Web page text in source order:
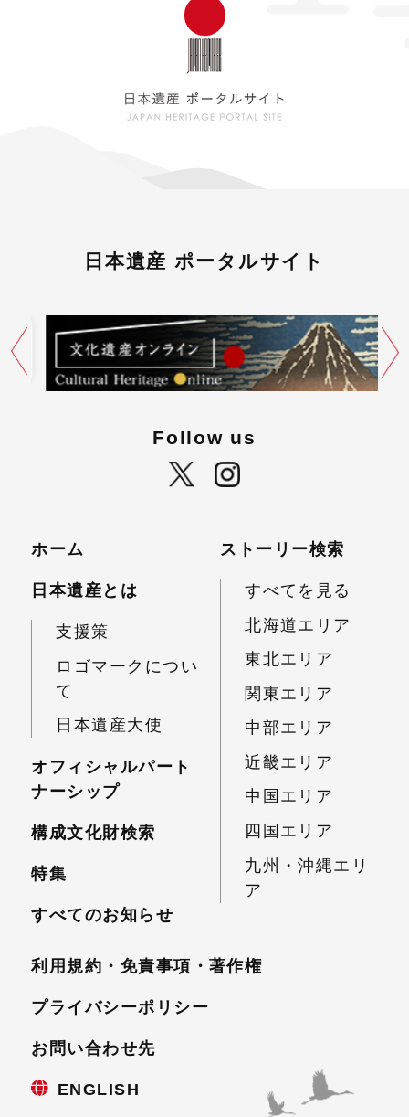
日本遺産 ポータルサイト
Follow us
ホーム
日本遺産とは
支援策
ロゴマークについ
て
日本遺産大使
オフィシャルパート
ナーシップ
構成文化財検索
特集
すべてのお知らせ
ストーリー検索
すべてを見る
北海道エリア
東北エリア
関東エリア
中部エリア
近畿エリア
中国エリア
四国エリア
九州・沖縄エリ
ア
利用規約・免責事項・著作権
プライバシーポリシー
お問い合わせ先
ENGLISH